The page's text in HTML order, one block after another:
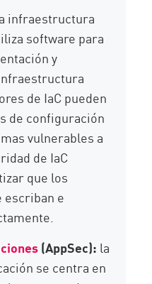
infraestructura
software para
y
de IaC pueden
de configuración
vulnerables a
de IaC
que los
escriban e
(AppSec): la
se centra en